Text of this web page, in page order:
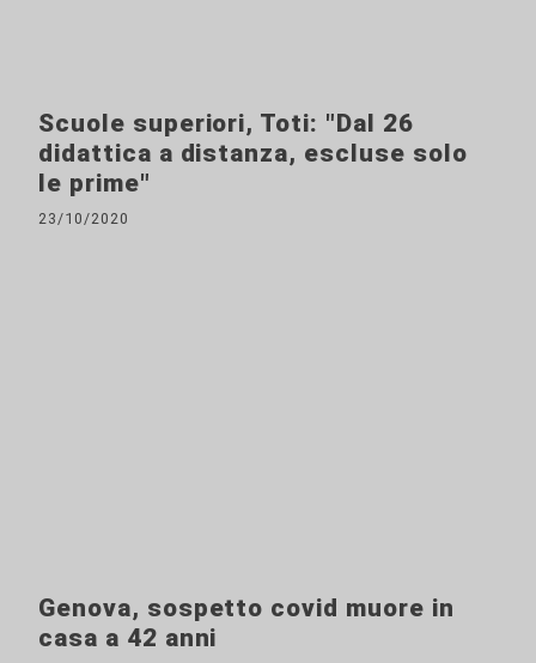
Scuole superiori, Toti: "Dal 26
didattica a distanza, escluse solo
le prime"
23/10/2020
Genova, sospetto covid muore in
casa a 42 anni